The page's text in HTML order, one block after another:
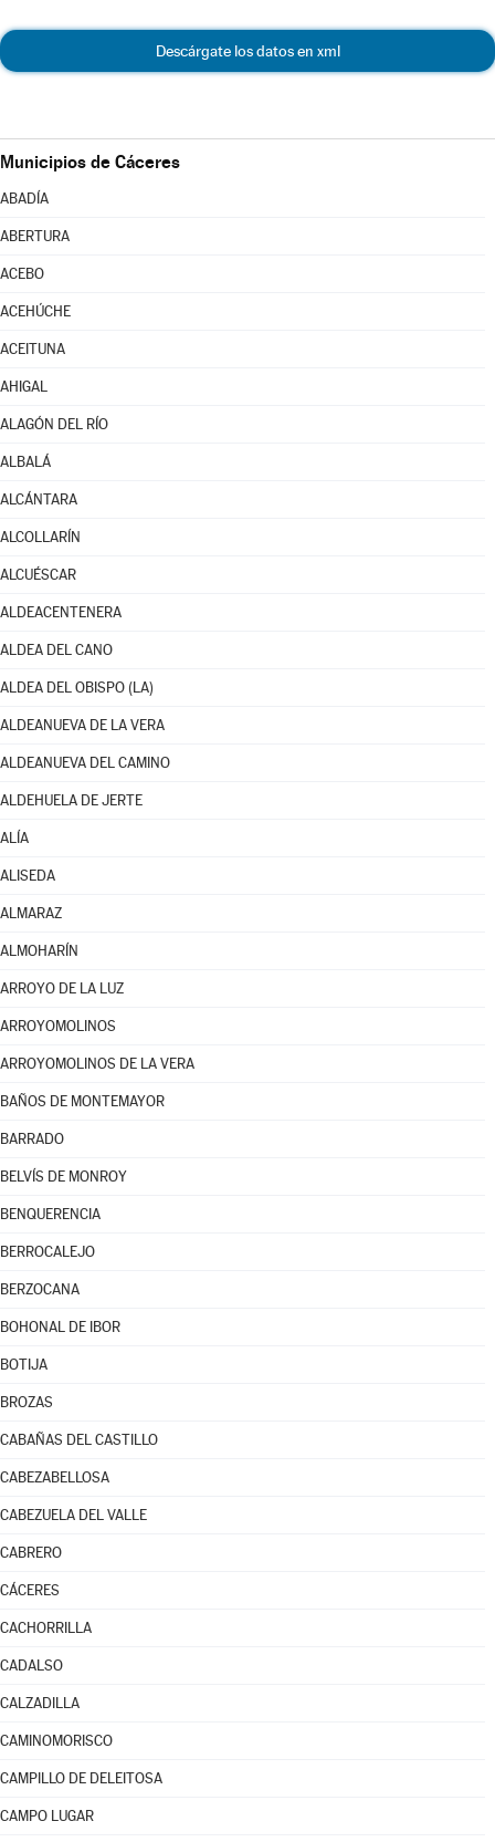
Descárgate los datos en xml
Municipios de Cáceres
ABADÍA
ABERTURA
ACEBO
ACEHÚCHE
ACEITUNA
AHIGAL
ALAGÓN DEL RÍO
ALBALÁ
ALCÁNTARA
ALCOLLARÍN
ALCUÉSCAR
ALDEACENTENERA
ALDEA DEL CANO
ALDEA DEL OBISPO (LA)
ALDEANUEVA DE LA VERA
ALDEANUEVA DEL CAMINO
ALDEHUELA DE JERTE
ALÍA
ALISEDA
ALMARAZ
ALMOHARÍN
ARROYO DE LA LUZ
ARROYOMOLINOS
ARROYOMOLINOS DE LA VERA
BAÑOS DE MONTEMAYOR
BARRADO
BELVÍS DE MONROY
BENQUERENCIA
BERROCALEJO
BERZOCANA
BOHONAL DE IBOR
BOTIJA
BROZAS
CABAÑAS DEL CASTILLO
CABEZABELLOSA
CABEZUELA DEL VALLE
CABRERO
CÁCERES
CACHORRILLA
CADALSO
CALZADILLA
CAMINOMORISCO
CAMPILLO DE DELEITOSA
CAMPO LUGAR